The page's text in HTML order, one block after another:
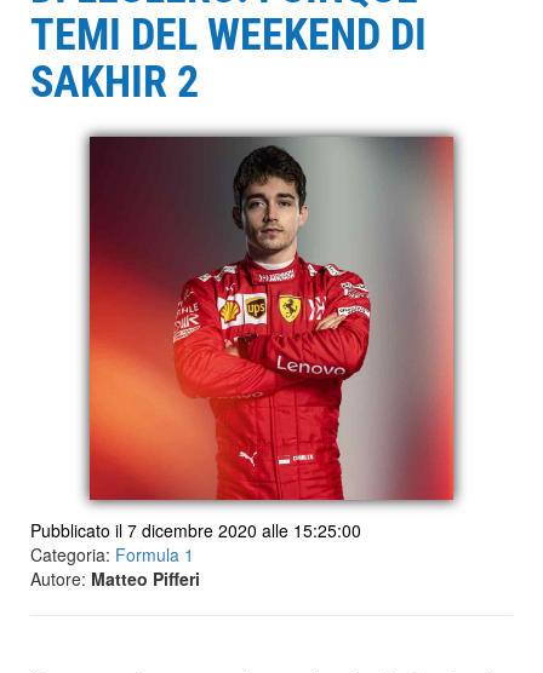
TEMI DEL WEEKEND DI
SAKHIR 2
Pubblicato il 7 dicembre 2020 alle 15:25:00
Categoria: Formula 1
Autore: Matteo Pifferi